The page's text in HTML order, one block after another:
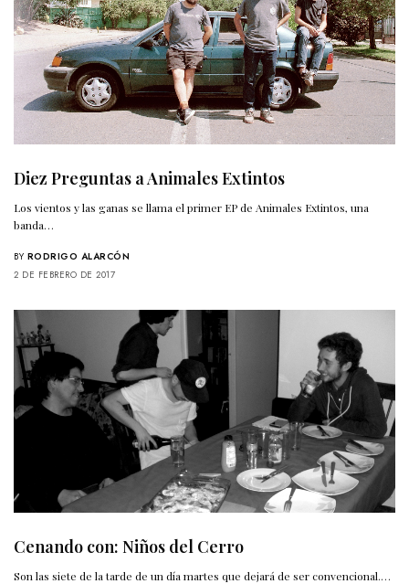
Diez Preguntas a Animales Extintos
Los vientos y las ganas se llama el primer EP de Animales Extintos, una
banda…
BY RODRIGO ALARCÓN
2 DE FEBRERO DE 2017
Cenando con: Niños del Cerro
Son las siete de la tarde de un día martes que dejará de ser convencional.…